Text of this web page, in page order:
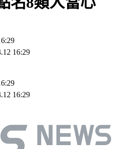
16:29
16:29